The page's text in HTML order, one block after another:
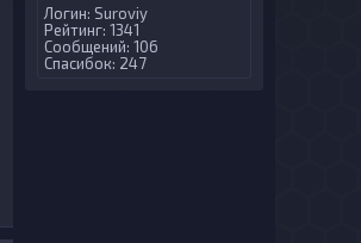
Логин: Suroviy
Рейтинг: 1341
Сообщений: 106
Спасибок: 247